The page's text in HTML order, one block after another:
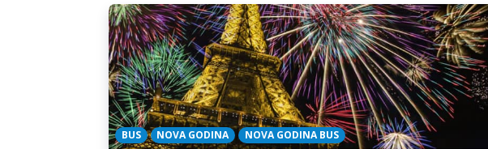
BUS NOVA GODINA NOVA GODINA BUS